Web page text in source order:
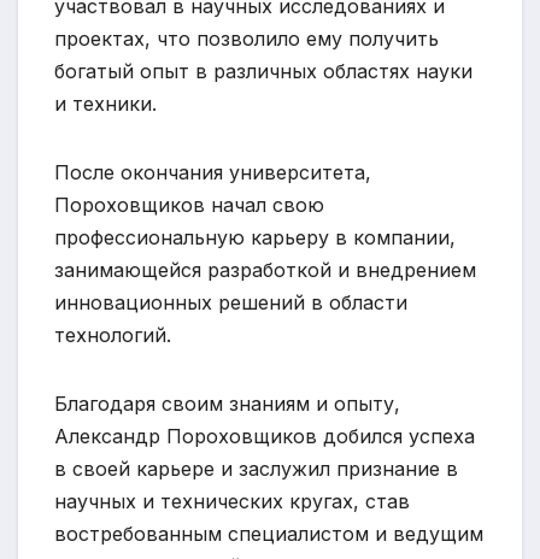
участвовал в научных исследованиях и
проектах, что позволило ему получить
богатый опыт в различных областях науки
и техники.
После окончания университета,
Пороховщиков начал свою
профессиональную карьеру в компании,
занимающейся разработкой и внедрением
инновационных решений в области
технологий.
Благодаря своим знаниям и опыту,
Александр Пороховщиков добился успеха
в своей карьере и заслужил признание в
научных и технических кругах, став
востребованным специалистом и ведущим